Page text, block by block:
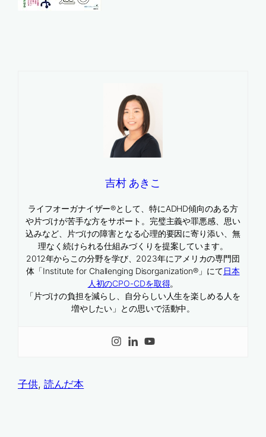
吉村 あきこ
ライフオーガナイザー®として、特にADHD傾向のある方
や片づけが苦手な方をサポート。完璧主義や罪悪感、思い
込みなど、片づけの障害となる心理的要因に寄り添い、無
理なく続けられる仕組みづくりを提案しています。
2012年からこの分野を学び、2023年にアメリカの専門団
体「Institute for Challenging Disorganization®」にて日本
人初のCPO-CDを取得。
「片づけの負担を減らし、自分らしい人生を楽しめる人を
増やしたい」との思いで活動中。
子供, 読んだ本